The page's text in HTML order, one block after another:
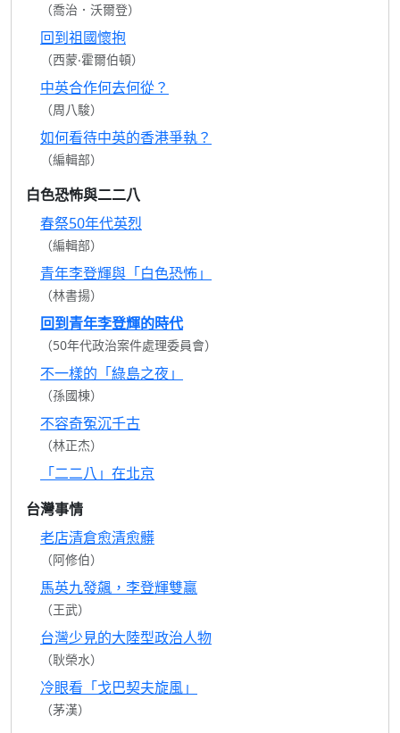
（喬治．沃爾登）
回到祖國懷抱
（西蒙‧霍爾伯頓）
中英合作何去何從？
（周八駿）
如何看待中英的香港爭執？
（編輯部）
白色恐怖與二二八
春祭50年代英烈
（編輯部）
青年李登輝與「白色恐怖」
（林書揚）
回到青年李登輝的時代
（50年代政治案件處理委員會）
不一樣的「綠島之夜」
（孫國棟）
不容奇冤沉千古
（林正杰）
「二二八」在北京
台灣事情
老店清倉愈清愈髒
（阿修伯）
馬英九發飆，李登輝雙贏
（王武）
台灣少見的大陸型政治人物
（耿榮水）
冷眼看「戈巴契夫旋風」
（茅漢）